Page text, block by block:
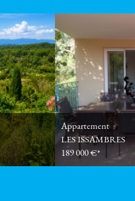
Appartement
LES ISSAMBRES
189 000 €*